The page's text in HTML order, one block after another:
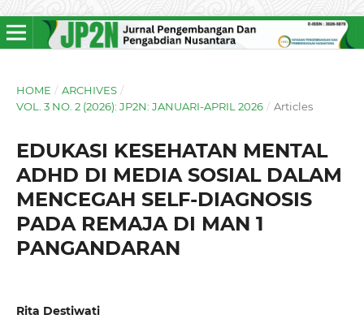
HOME / ARCHIVES /
VOL. 3 NO. 2 (2026): JP2N: JANUARI-APRIL 2026 / Articles
EDUKASI KESEHATAN MENTAL
ADHD DI MEDIA SOSIAL DALAM
MENCEGAH SELF-DIAGNOSIS
PADA REMAJA DI MAN 1
PANGANDARAN
Rita Destiwati